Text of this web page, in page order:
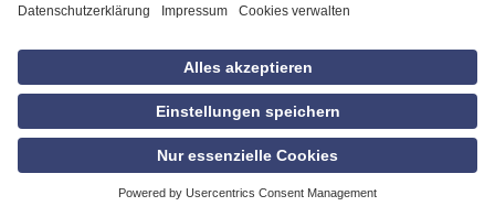
Empfang
Privatsphäre